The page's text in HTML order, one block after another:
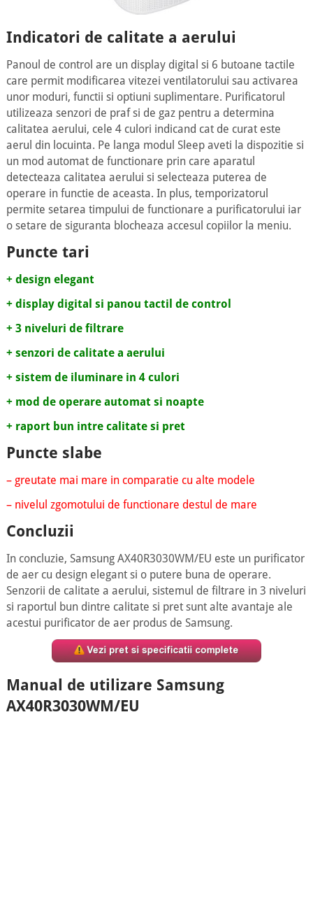
Indicatori de calitate a aerului
Panoul de control are un display digital si 6 butoane tactile
care permit modificarea vitezei ventilatorului sau activarea
unor moduri, functii si optiuni suplimentare. Purificatorul
utilizeaza senzori de praf si de gaz pentru a determina
calitatea aerului, cele 4 culori indicand cat de curat este
aerul din locuinta. Pe langa modul Sleep aveti la dispozitie si
un mod automat de functionare prin care aparatul
detecteaza calitatea aerului si selecteaza puterea de
operare in functie de aceasta. In plus, temporizatorul
permite setarea timpului de functionare a purificatorului iar
o setare de siguranta blocheaza accesul copiilor la meniu.
Puncte tari
+ design elegant
+ display digital si panou tactil de control
+ 3 niveluri de filtrare
+ senzori de calitate a aerului
+ sistem de iluminare in 4 culori
+ mod de operare automat si noapte
+ raport bun intre calitate si pret
Puncte slabe
– greutate mai mare in comparatie cu alte modele
– nivelul zgomotului de functionare destul de mare
Concluzii
In concluzie, Samsung AX40R3030WM/EU este un purificator
de aer cu design elegant si o putere buna de operare.
Senzorii de calitate a aerului, sistemul de filtrare in 3 niveluri
si raportul bun dintre calitate si pret sunt alte avantaje ale
acestui purificator de aer produs de Samsung.
Manual de utilizare Samsung
AX40R3030WM/EU